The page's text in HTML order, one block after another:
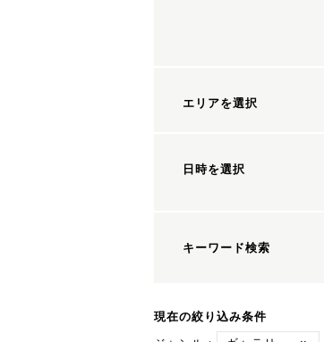
エリアを選択
日時を選択
キーワード検索
現在の絞り込み条件